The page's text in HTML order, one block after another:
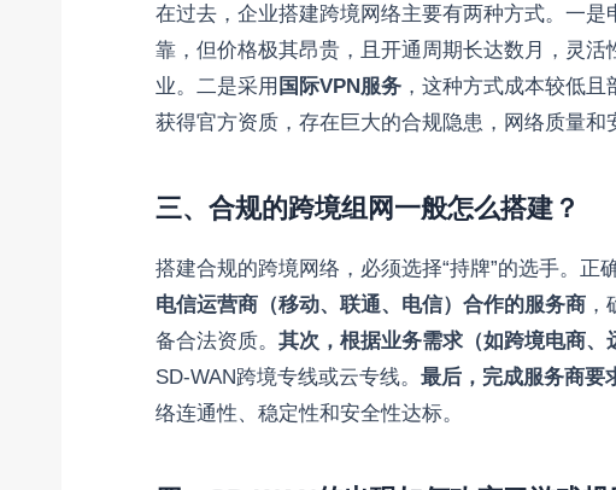
在过去，企业搭建跨境网络主要有两种方式。一是
靠，但价格极其昂贵，且开通周期长达数月，灵
业。二是采用 国际VPN服务，这种方式成本较低且
获得官方资质，存在巨大的合规隐患，网络质量和
三、合规的跨境组网一般怎么搭建？
搭建合规的跨境网络，必须选择“持牌”的选手。正
电信运营商（移动、联通、电信）合作的服务商，
备合法资质。 其次，根据业务需求（如跨境电商
SD-WAN跨境专线或云专线。 最后，完成服务商要
络连通性、稳定性和安全性达标。